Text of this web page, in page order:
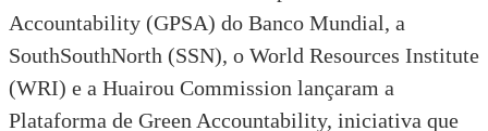
Accountability (GPSA) do Banco Mundial, a
SouthSouthNorth (SSN), o World Resources Institute
(WRI) e a Huairou Commission lançaram a
Plataforma de Green Accountability, iniciativa que